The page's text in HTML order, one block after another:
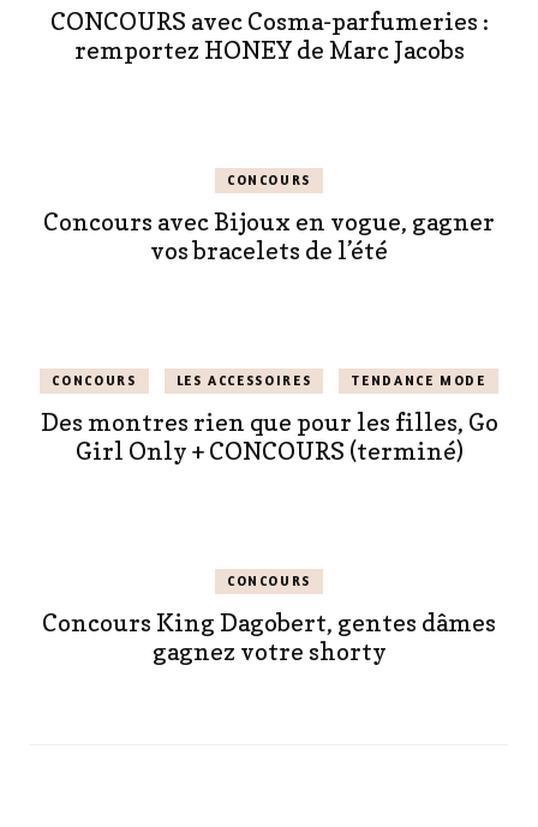
CONCOURS avec Cosma-parfumeries :
remportez HONEY de Marc Jacobs
CONCOURS
Concours avec Bijoux en vogue, gagner
vos bracelets de l’été
CONCOURS LES ACCESSOIRES TENDANCE MODE
Des montres rien que pour les filles, Go
Girl Only + CONCOURS (terminé)
CONCOURS
Concours King Dagobert, gentes dâmes
gagnez votre shorty